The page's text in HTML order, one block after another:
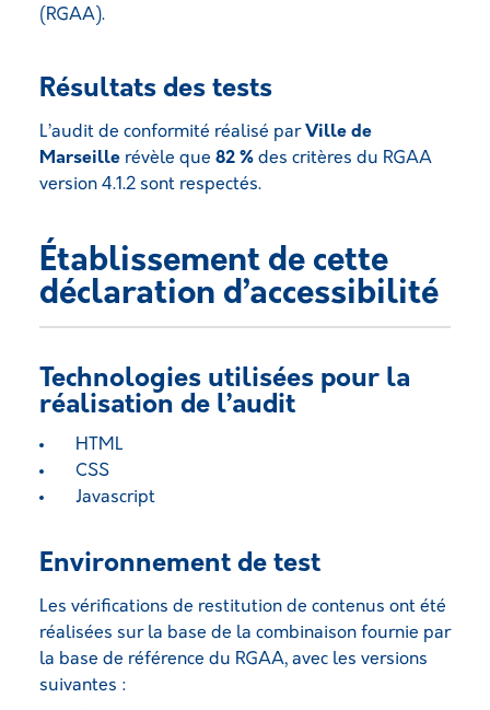
(RGAA).
Résultats des tests
L’audit de conformité réalisé par Ville de
Marseille révèle que 82 % des critères du RGAA
version 4.1.2 sont respectés.
Établissement de cette
déclaration d’accessibilité
Technologies utilisées pour la
réalisation de l’audit
HTML
CSS
Javascript
Environnement de test
Les vérifications de restitution de contenus ont été
réalisées sur la base de la combinaison fournie par
la base de référence du RGAA, avec les versions
suivantes :